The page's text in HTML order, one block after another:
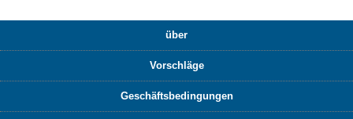
über
Vorschläge
Geschäftsbedingungen